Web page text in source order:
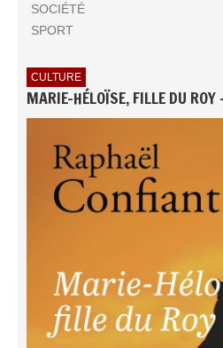
SOCIÉTÉ
SPORT
CULTURE
MARIE-HÉLOÏSE, FILLE DU